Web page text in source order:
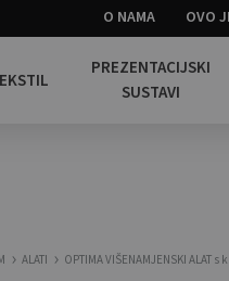
O NAMA OVO
PREZENTACIJSKI
SUSTAVI
ALATI OPTIMA VIŠENAMJENSKI ALAT